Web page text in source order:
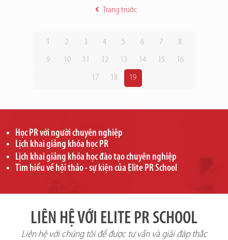
Trang trước
1 2 3 4 5 6 7 8
9 10 11 12 13 14 15 16
17 18 19
Học PR với người chuyên nghiệp
Lịch khai giảng khóa học PR
Lịch khai giảng khóa học đào tạo chuyên nghiệp
Tìm hiểu về hội thảo - sự kiện của Elite PR School
LIÊN HỆ VỚI ELITE PR SCHOOL
Liên hệ với chúng tôi để được tư vấn và giải đáp thắc